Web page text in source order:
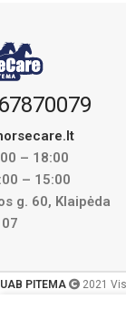
– 18:00
– 15:00
g. 60, Klaipėda
UAB PITEMA 2021